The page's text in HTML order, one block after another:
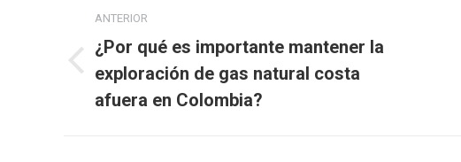
entre
publicaciones
ANTERIOR
Publicación
anterior:
¿Por qué es importante mantener la
exploración de gas natural costa
afuera en Colombia?